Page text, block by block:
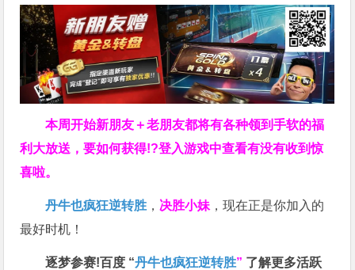
本周开始新朋友＋老朋友都将有各种领到手软的福
利大放送，要如何获得!?登入游戏中查看有没有收到惊
喜啦。
丹牛也疯狂逆转胜 ， 决胜小妹 ，现在正是你加入的
最好时机！
逐梦参赛!百度 “丹牛也疯狂逆转胜” 了解更多活跃